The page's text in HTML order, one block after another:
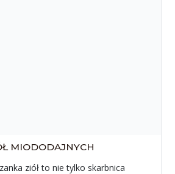
MIODODAJNYCH
ziół to nie tylko skarbnica